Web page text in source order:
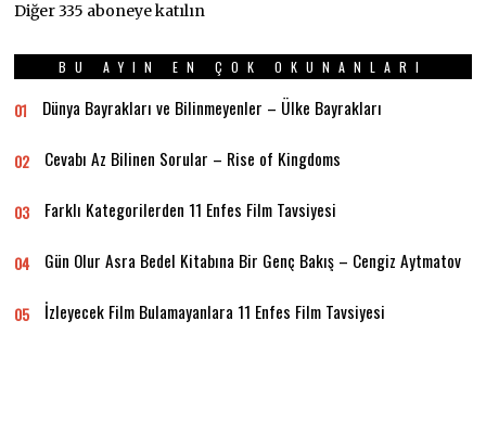
Diğer 335 aboneye katılın
BU AYIN EN ÇOK OKUNANLARI
01 Dünya Bayrakları ve Bilinmeyenler – Ülke Bayrakları
02 Cevabı Az Bilinen Sorular – Rise of Kingdoms
03 Farklı Kategorilerden 11 Enfes Film Tavsiyesi
04 Gün Olur Asra Bedel Kitabına Bir Genç Bakış – Cengiz Aytmatov
05 İzleyecek Film Bulamayanlara 11 Enfes Film Tavsiyesi